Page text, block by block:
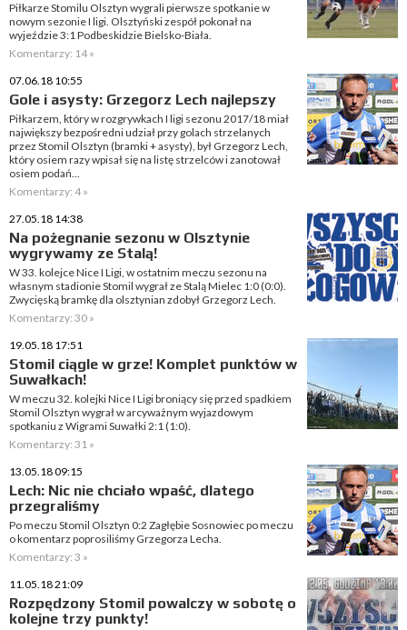
Piłkarze Stomilu Olsztyn wygrali pierwsze spotkanie w
nowym sezonie I ligi. Olsztyński zespół pokonał na
wyjeździe 3:1 Podbeskidzie Bielsko-Biała.
Komentarzy: 14 »
07.06.18 10:55
Gole i asysty: Grzegorz Lech najlepszy
Piłkarzem, który w rozgrywkach I ligi sezonu 2017/18 miał
największy bezpośredni udział przy golach strzelanych
przez Stomil Olsztyn (bramki + asysty), był Grzegorz Lech,
który osiem razy wpisał się na listę strzelców i zanotował
osiem podań...
Komentarzy: 4 »
27.05.18 14:38
Na pożegnanie sezonu w Olsztynie
wygrywamy ze Stalą!
W 33. kolejce Nice I Ligi, w ostatnim meczu sezonu na
własnym stadionie Stomil wygrał ze Stalą Mielec 1:0 (0:0).
Zwycięską bramkę dla olsztynian zdobył Grzegorz Lech.
Komentarzy: 30 »
19.05.18 17:51
Stomil ciągle w grze! Komplet punktów w
Suwałkach!
W meczu 32. kolejki Nice I Ligi broniący się przed spadkiem
Stomil Olsztyn wygrał w arcyważnym wyjazdowym
spotkaniu z Wigrami Suwałki 2:1 (1:0).
Komentarzy: 31 »
13.05.18 09:15
Lech: Nic nie chciało wpaść, dlatego
przegraliśmy
Po meczu Stomil Olsztyn 0:2 Zagłębie Sosnowiec po meczu
o komentarz poprosiliśmy Grzegorza Lecha.
Komentarzy: 3 »
11.05.18 21:09
Rozpędzony Stomil powalczy w sobotę o
kolejne trzy punkty!